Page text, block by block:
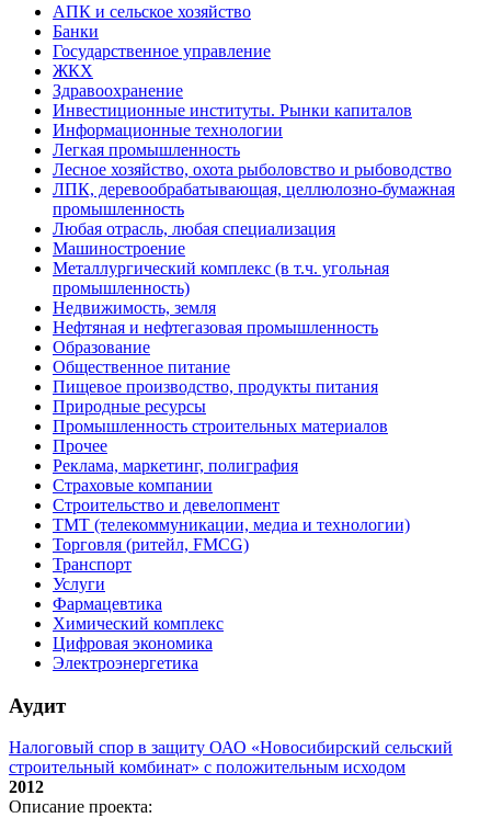
АПК и сельское хозяйство
Банки
Государственное управление
ЖКХ
Здравоохранение
Инвестиционные институты. Рынки капиталов
Информационные технологии
Легкая промышленность
Лесное хозяйство, охота рыболовство и рыбоводство
ЛПК, деревообрабатывающая, целлюлозно-бумажная
промышленность
Любая отрасль, любая специализация
Машиностроение
Металлургический комплекс (в т.ч. угольная
промышленность)
Недвижимость, земля
Нефтяная и нефтегазовая промышленность
Образование
Общественное питание
Пищевое производство, продукты питания
Природные ресурсы
Промышленность строительных материалов
Прочее
Реклама, маркетинг, полиграфия
Страховые компании
Строительство и девелопмент
ТМТ (телекоммуникации, медиа и технологии)
Торговля (ритейл, FMCG)
Транспорт
Услуги
Фармацевтика
Химический комплекс
Цифровая экономика
Электроэнергетика
Аудит
Налоговый спор в защиту ОАО «Новосибирский сельский
строительный комбинат» с положительным исходом
2012
Описание проекта: